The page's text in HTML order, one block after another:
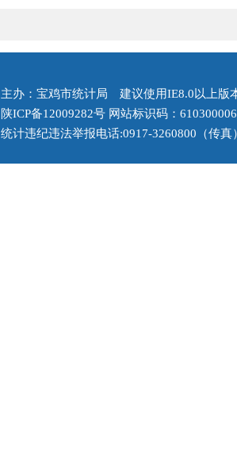
主办：宝鸡市统计局 建议使用IE8.0以上版
陕ICP备12009282号 网站标识码：
统计违纪违法举报电话:0917-3260800（传